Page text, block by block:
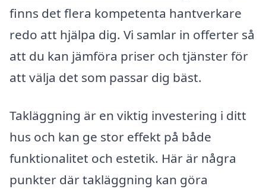
finns det flera kompetenta hantverkare
redo att hjälpa dig. Vi samlar in offerter så
att du kan jämföra priser och tjänster för
att välja det som passar dig bäst.
Takläggning är en viktig investering i ditt
hus och kan ge stor effekt på både
funktionalitet och estetik. Här är några
punkter där takläggning kan göra